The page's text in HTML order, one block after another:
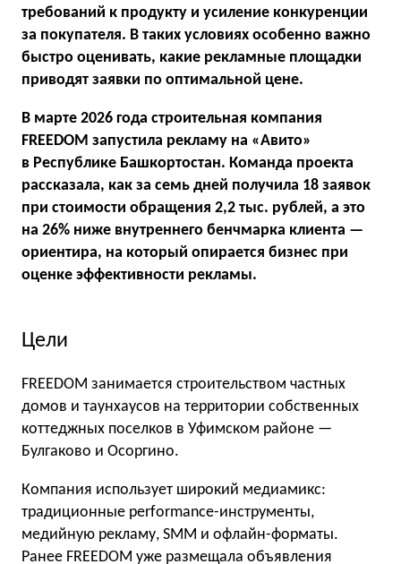
требований к продукту и усиление конкуренции
за покупателя. В таких условиях особенно важно
быстро оценивать, какие рекламные площадки
приводят заявки по оптимальной цене.
В марте 2026 года строительная компания
FREEDOM запустила рекламу на «Авито»
в Республике Башкортостан. Команда проекта
рассказала, как за семь дней получила 18 заявок
при стоимости обращения 2,2 тыс. рублей, а это
на 26% ниже внутреннего бенчмарка клиента —
ориентира, на который опирается бизнес при
оценке эффективности рекламы.
Цели
FREEDOM занимается строительством частных
домов и таунхаусов на территории собственных
коттеджных поселков в Уфимском районе —
Булгаково и Осоргино.
Компания использует широкий медиамикс:
традиционные performance-инструменты,
медийную рекламу, SMM и офлайн-форматы.
Ранее FREEDOM уже размещала объявления